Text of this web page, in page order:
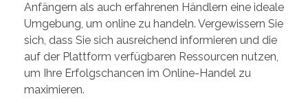
Anfängern als auch erfahrenen Händlern eine ideale
Umgebung, um online zu handeln. Vergewissern Sie
sich, dass Sie sich ausreichend informieren und die
auf der Plattform verfügbaren Ressourcen nutzen,
um Ihre Erfolgschancen im Online-Handel zu
maximieren.